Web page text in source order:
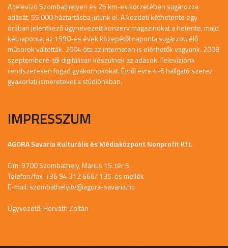
A televízó Szombathelyen és 25 km-es körzetében sugározza
adását, 55.000 háztartásba jutunk el. A kezdeti kéthetente egy
órában jelentkező úgynevezett konzerv magazinokat a hetente, majd
kétnaponta, az 1990-es évek közepétől naponta sugárzott élő
műsorok váltották. 2004 óta az interneten is elérhetők vagyunk. 2008
szeptemberé-től digitálisan készülnek az adások. Televíziónk
rendszeresen fogad gyakornokokat. Évről évre 4-6 hallgató szerez
gyakorlati ismereteket a stúdiónkban.
IMPRESSZUM
AGORA Savaria Kulturális és Médiaközpont Nonprofit Kft.
Cím: 9700 Szombathely, Márius 15. tér 5.
Telefon/fax: +36 94 312 666/ 135-ös mellék
E-mail: szombathelyitv@agora-savaria.hu
Ügyvezető: Horváth Zoltán